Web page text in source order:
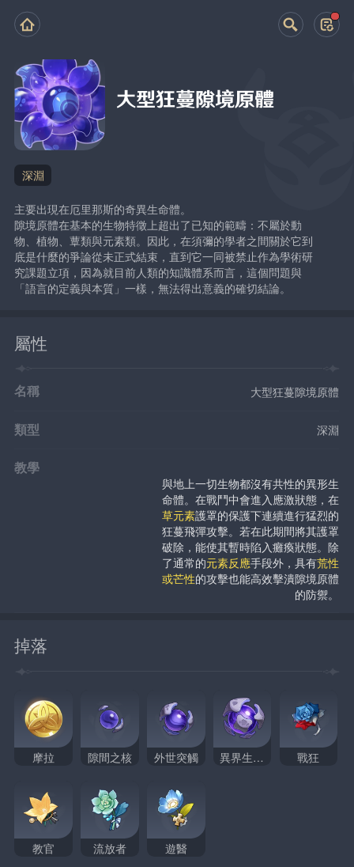
大型狂蔓隙境原體
深淵
主要出現在厄里那斯的奇異生命體。
隙境原體在基本的生物特徵上超出了已知的範疇：不屬於動
物、植物、蕈類與元素類。因此，在須彌的學者之間關於它到
底是什麼的爭論從未正式結束，直到它一同被禁止作為學術研
究課題立項，因為就目前人類的知識體系而言，這個問題與
「語言的定義與本質」一樣，無法得出意義的確切結論。
屬性
名稱 大型狂蔓隙境原體
類型 深淵
教學
與地上一切生物都沒有共性的異形生
命體。在戰鬥中會進入應激狀態，在
草元素護罩的保護下連續進行猛烈的
狂蔓飛彈攻擊。若在此期間將其護罩
破除，能使其暫時陷入癱瘓狀態。除
了通常的元素反應手段外，具有荒性
或芒性的攻擊也能高效擊潰隙境原體
的防禦。
掉落
摩拉 隙間之核 外世突觸 異界生命核 戰狂
教官 流放者 遊醫